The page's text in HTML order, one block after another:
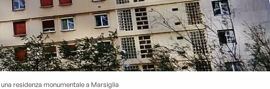
una residenza monumentale a Marsiglia